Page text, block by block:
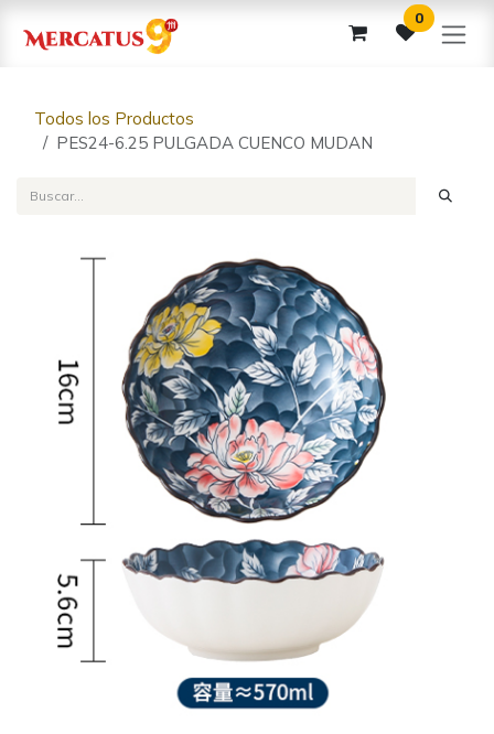
0
Todos los Productos
PES24-6.25 PULGADA CUENCO MUDAN